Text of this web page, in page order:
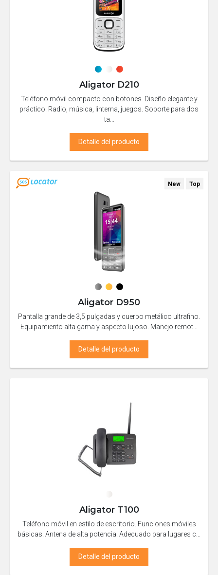
Aligator D210
Teléfono móvil compacto con botones. Diseño elegante y
práctico. Radio, música, linterna, juegos. Soporte para dos
ta...
Detalle del producto
New Top
Aligator D950
Pantalla grande de 3,5 pulgadas y cuerpo metálico ultrafino.
Equipamiento alta gama y aspecto lujoso. Manejo remot...
Detalle del producto
Aligator T100
Teléfono móvil en estilo de escritorio. Funciones móviles
básicas. Antena de alta potencia. Adecuado para lugares c...
Detalle del producto